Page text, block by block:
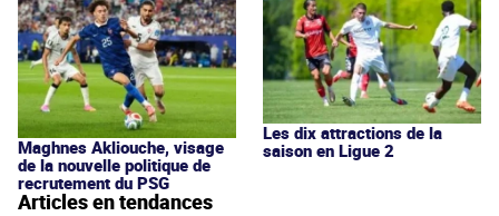
Maghnes Akliouche, visage
de la nouvelle politique de
recrutement du PSG
Les dix attractions de la
saison en Ligue 2
Articles en tendances